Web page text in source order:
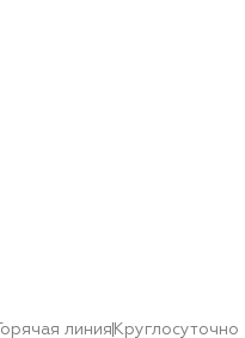
Горячая линия Круглосуточно